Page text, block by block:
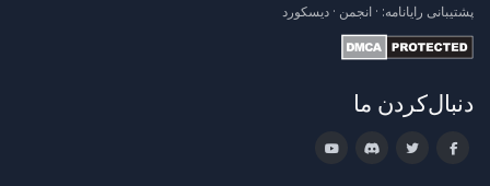
پشتیبانی رایانامه: · انجمن · دیسکورد
دنبال‌کردن ما